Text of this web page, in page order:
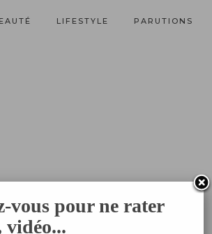
LIFESTYLE PARUTIONS
vous pour ne rater
vidéo...